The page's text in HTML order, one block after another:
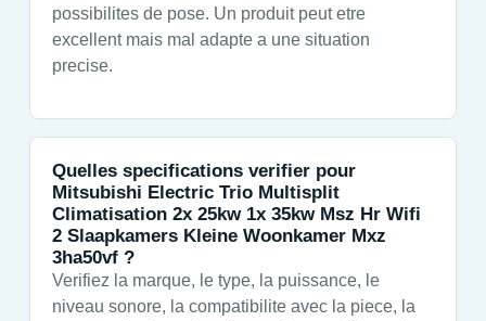
possibilites de pose. Un produit peut etre
excellent mais mal adapte a une situation
precise.
Quelles specifications verifier pour
Mitsubishi Electric Trio Multisplit
Climatisation 2x 25kw 1x 35kw Msz Hr Wifi
2 Slaapkamers Kleine Woonkamer Mxz
3ha50vf ?
Verifiez la marque, le type, la puissance, le
niveau sonore, la compatibilite avec la piece, la